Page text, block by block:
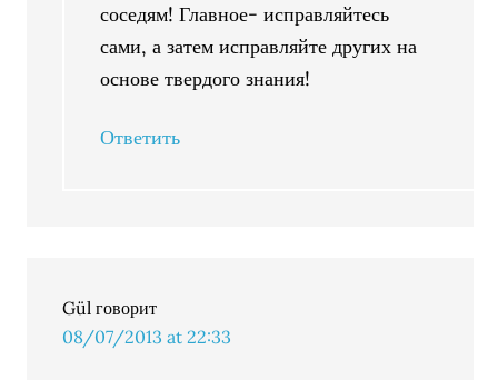
соседям! Главное- исправляйтесь
сами, а затем исправляйте других на
основе твердого знания!
Ответить
Gül говорит
08/07/2013 at 22:33